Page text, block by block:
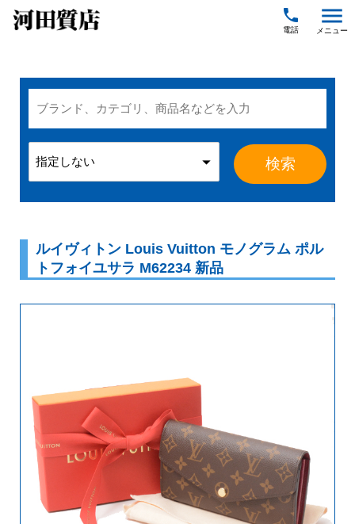
local_phone menu
ルイヴィトン Louis Vuitton モノグラム ポル
トフォイユサラ M62234 新品